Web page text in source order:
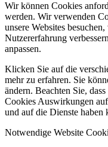
Wir können Cookies
werden. Wir verwenden
unsere Websites
Nutzererfahrung
anpassen.
Klicken Sie auf die
mehr zu erfahren. Sie
ändern. Beachten Sie,
Cookies Auswirkungen
und auf die Dienste haben
Notwendige Website